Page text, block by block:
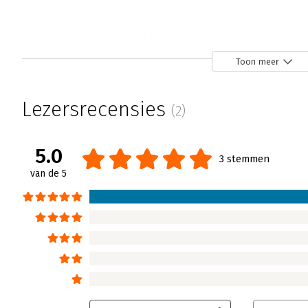
Erleyne Brookman | 12 maart 2025
veel kantoren inmiddels plaatsgevonden
werk worden steeds duidelijker. Maar als je
praktische gids ‘Werk hand in hand met AI’.
Lees verder
Toon meer
Lezersrecensies (2)
5.0
van de 5
3 stemmen